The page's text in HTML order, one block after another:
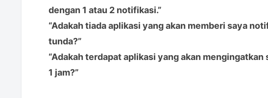
dengan 1 atau 2 notifikasi.”
“Adakah tiada aplikasi yang akan memberi saya
tunda?”
“Adakah terdapat aplikasi yang akan
1 jam?”